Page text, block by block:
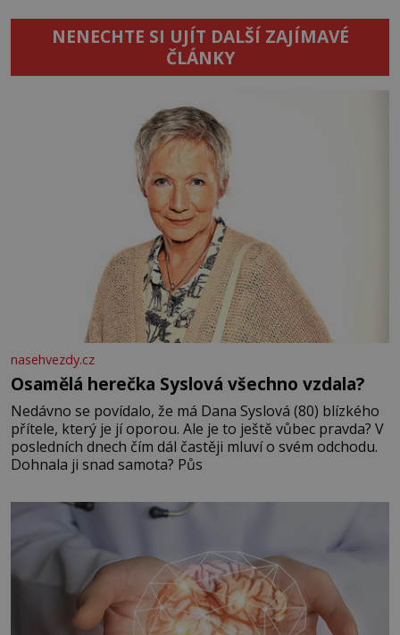
NENECHTE SI UJÍT DALŠÍ ZAJÍMAVÉ
ČLÁNKY
nasehvezdy.cz
Osamělá herečka Syslová všechno vzdala?
Nedávno se povídalo, že má Dana Syslová (80) blízkého
přítele, který je jí oporou. Ale je to ještě vůbec pravda? V
posledních dnech čím dál častěji mluví o svém odchodu.
Dohnala ji snad samota? Půs